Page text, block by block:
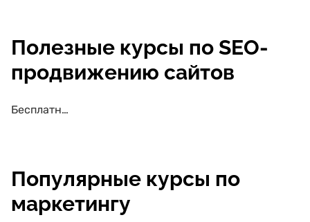
Полезные курсы по SEO-
продвижению сайтов
Бесплатные курсы по SEO-продвижению сайтов
Популярные курсы по
маркетингу